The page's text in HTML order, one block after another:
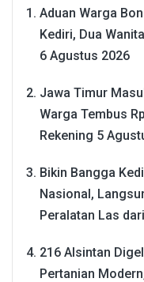
Aduan Warga
Kediri, Dua
6 Agustus 2026
Jawa Timur
Warga Tembus
Rekening 5
Bikin Bangga
Nasional,
Peralatan Las
216 Alsintan
Pertanian